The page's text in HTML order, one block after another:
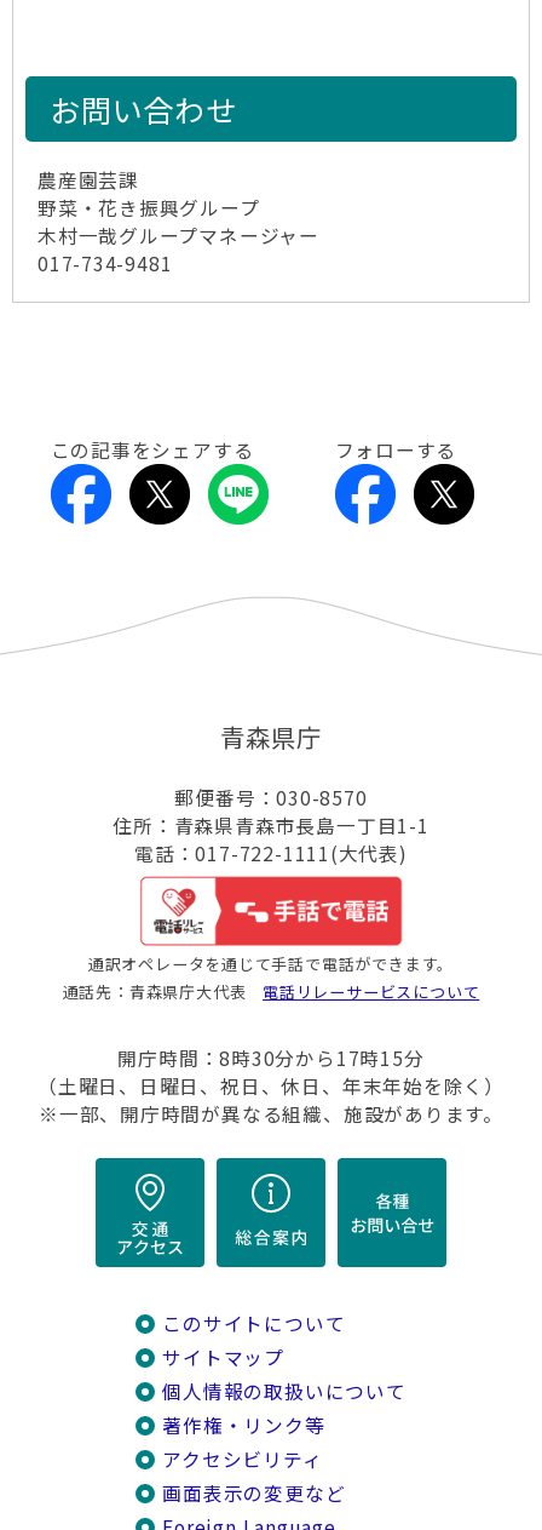
お問い合わせ
農産園芸課
野菜・花き振興グループ
木村一哉グループマネージャー
017-734-9481
この記事をシェアする フォローする
青森県庁
郵便番号：030-8570
住所：青森県青森市長島一丁目1-1
電話：017-722-1111(大代表)
通訳オペレータを通じて手話で電話ができます。
通話先：青森県庁大代表 電話リレーサービスについて
開庁時間：8時30分から17時15分
（土曜日、日曜日、祝日、休日、年末年始を除く）
※一部、開庁時間が異なる組織、施設があります。
このサイトについて
サイトマップ
個人情報の取扱いについて
著作権・リンク等
アクセシビリティ
画面表示の変更など